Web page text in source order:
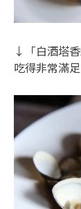
↓「白酒塔
吃得非常滿